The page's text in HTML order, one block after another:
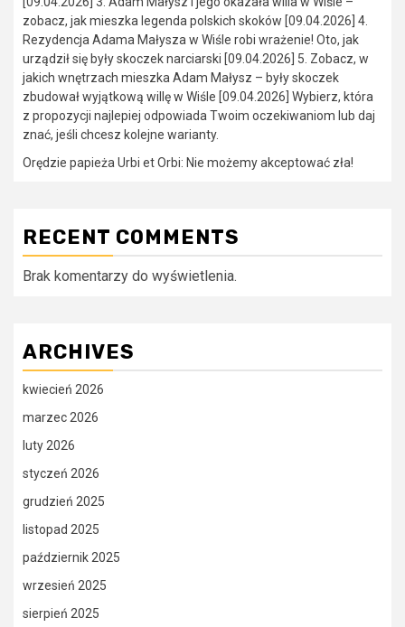
zobacz, jak mieszka legenda polskich skoków [09.04.2026] 4.
Rezydencja Adama Małysza w Wiśle robi wrażenie! Oto, jak
urządził się były skoczek narciarski [09.04.2026] 5. Zobacz, w
jakich wnętrzach mieszka Adam Małysz – były skoczek
zbudował wyjątkową willę w Wiśle [09.04.2026] Wybierz, która
z propozycji najlepiej odpowiada Twoim oczekiwaniom lub daj
znać, jeśli chcesz kolejne warianty.
Orędzie papieża Urbi et Orbi: Nie możemy akceptować zła!
RECENT COMMENTS
Brak komentarzy do wyświetlenia.
ARCHIVES
kwiecień 2026
marzec 2026
luty 2026
styczeń 2026
grudzień 2025
listopad 2025
październik 2025
wrzesień 2025
sierpień 2025